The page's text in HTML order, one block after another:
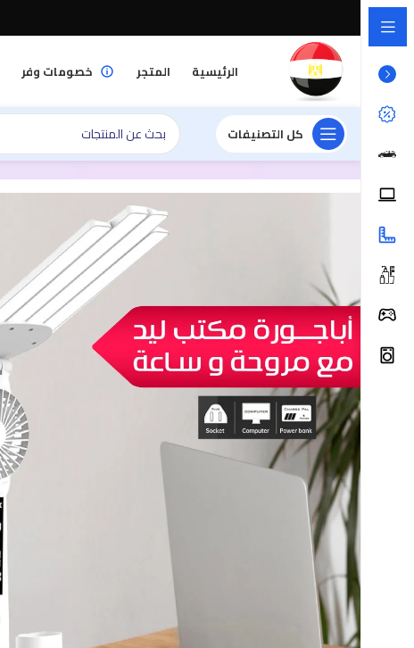
الرئيسية المتجر خصومات وفر
كل التصنيفات